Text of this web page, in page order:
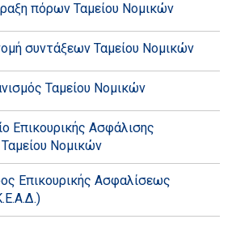
πόρων Ταμείου Νομικών
συντάξεων Ταμείου Νομικών
Ταμείου Νομικών
Επικουρικής Ασφάλισης
Νομικών
Επικουρικής Ασφαλίσεως